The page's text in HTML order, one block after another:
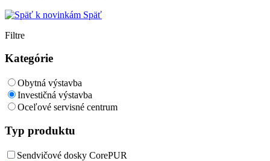
Späť
Filtre
Kategórie
Obytná výstavba
Investičná výstavba
Oceľové servisné centrum
Typ produktu
Sendvičové dosky CorePUR